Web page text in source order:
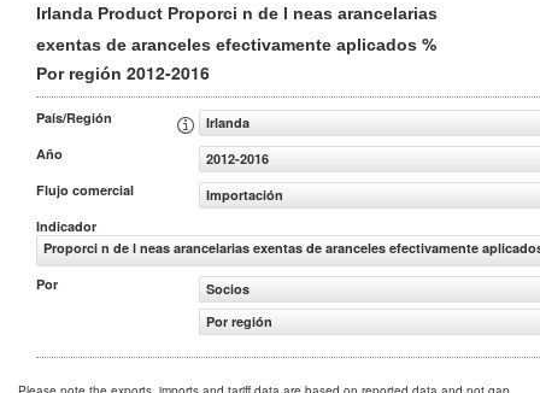
Irlanda Product Proporci n de l neas arancelarias
exentas de aranceles efectivamente aplicados %
Por región 2012-2016
País/Región
Irlanda
Año
2012-2016
Flujo comercial
Importación
Indicador
Proporci n de l neas arancelarias exentas de aranceles efectivamente
Por
Socios
Por región